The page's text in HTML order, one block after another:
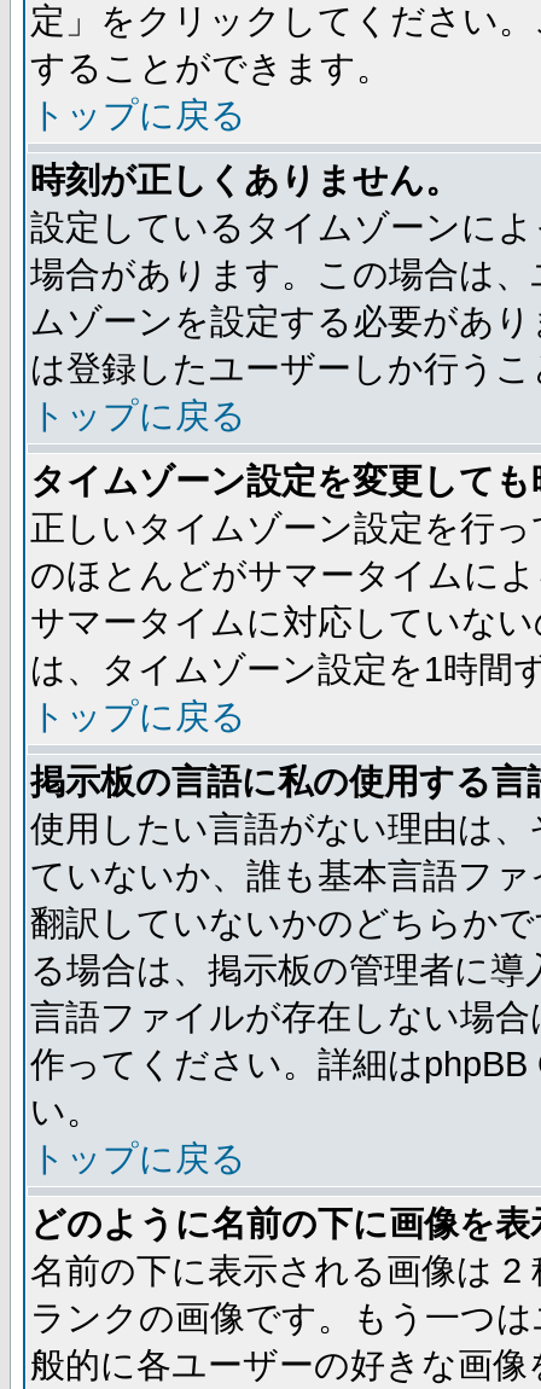
定」をクリックしてください
することができます。
トップに戻る
時刻が正しくありません。
設定しているタイムゾーンに
場合があります。この場合は
ムゾーンを設定する必要があ
は登録したユーザーしか行う
トップに戻る
タイムゾーン設定を変更して
正しいタイムゾーン設定を行
のほとんどがサマータイムに
サマータイムに対応していな
は、タイムゾーン設定を1時間
トップに戻る
掲示板の言語に私の使用する
使用したい言語がない理由は
ていないか、誰も基本言語フ
翻訳していないかのどちらか
る場合は、掲示板の管理者に
言語ファイルが存在しない場
作ってください。詳細は
い。
トップに戻る
どのように名前の下に画像を
名前の下に表示される画像は
ランクの画像です。もう一つ
般的に各ユーザーの好きな画